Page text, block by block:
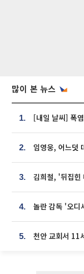
많이 본 뉴스
1.
2.
3.
4.
5.